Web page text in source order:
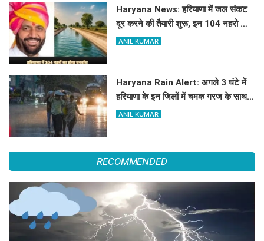
Haryana News: हरियाणा में जल संकट
दूर करने की तैयारी शुरू, इन 104 नहरो का
होगा पुनर्वास
ANIL KUMAR
Haryana Rain Alert: अगले 3 घंटे में
हरियाणा के इन जिलों में चमक गरज के साथ
होगी बारिश, देखिए ताजा अलर्ट
ANIL KUMAR
RECOMMENDED